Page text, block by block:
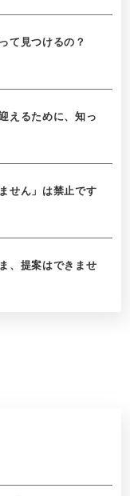
て見つけるの？
えるために、知っ
せん」は禁止です
、提案はできませ